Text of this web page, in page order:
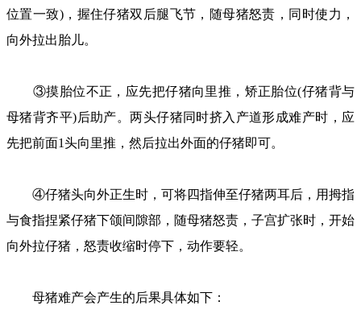
位置一致)，握住仔猪双后腿飞节，随母猪怒责，同时使力，
向外拉出胎儿。
③摸胎位不正，应先把仔猪向里推，矫正胎位(仔猪背与
母猪背齐平)后助产。两头仔猪同时挤入产道形成难产时，应
先把前面1头向里推，然后拉出外面的仔猪即可。
④仔猪头向外正生时，可将四指伸至仔猪两耳后，用拇指
与食指捏紧仔猪下颌间隙部，随母猪怒责，子宫扩张时，开始
向外拉仔猪，怒责收缩时停下，动作要轻。
母猪难产会产生的后果具体如下：